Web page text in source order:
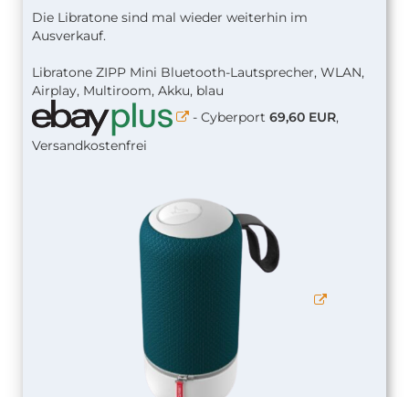
Die Libratone sind mal wieder weiterhin im
Ausverkauf.
Libratone ZIPP Mini Bluetooth-Lautsprecher, WLAN,
Airplay, Multiroom, Akku, blau
- Cyberport 69,60 EUR,
Versandkostenfrei